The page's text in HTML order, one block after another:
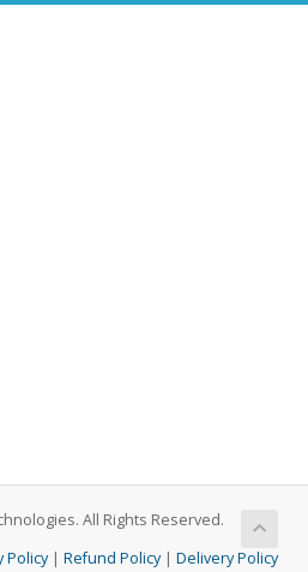
All Rights Reserved.
Policy| Refund Policy| Delivery Policy